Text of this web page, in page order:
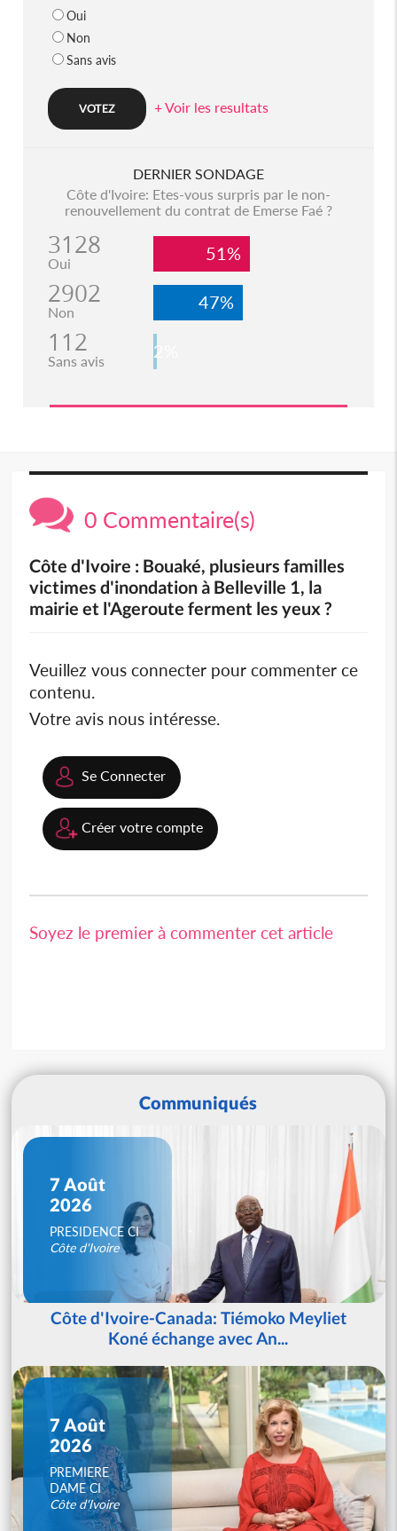
Oui
Non
Sans avis
+ Voir les resultats
DERNIER SONDAGE
Côte d'Ivoire: Etes-vous surpris par le non-
renouvellement du contrat de Emerse Faé ?
3128
Oui 51%
2902
Non 47%
112
Sans avis 2%
0 Commentaire(s)
Côte d'Ivoire : Bouaké, plusieurs familles
victimes d'inondation à Belleville 1, la
mairie et l'Ageroute ferment les yeux ?
Veuillez vous connecter pour commenter ce
contenu.
Votre avis nous intéresse.
Se Connecter
Créer votre compte
Soyez le premier à commenter cet article
Communiqués
7 Août
2026
PRESIDENCE CI
Côte d'Ivoire
Côte d'Ivoire-Canada: Tiémoko Meyliet
Koné échange avec An...
7 Août
2026
PREMIERE
DAME CI
Côte d'Ivoire